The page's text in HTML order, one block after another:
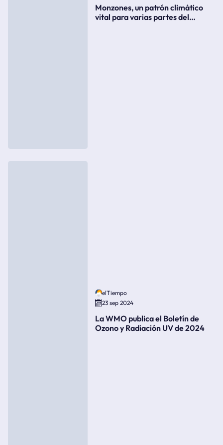
Monzones, un patrón climático
vital para varias partes del
elTiempo
23 sep 2024
La WMO publica el Boletín de
Ozono y Radiación UV de 2024